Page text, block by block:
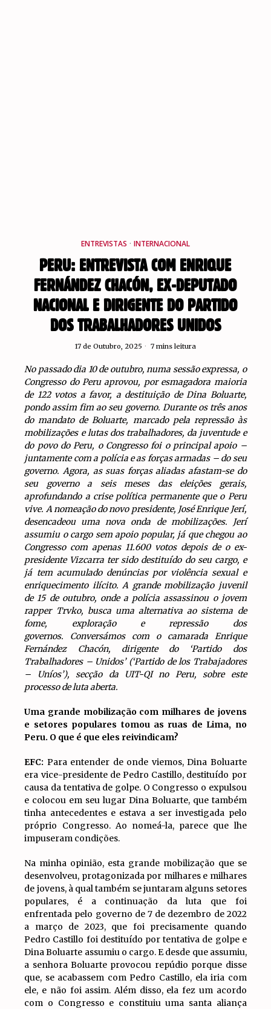
ENTREVISTAS · INTERNACIONAL
PERU: ENTREVISTA COM ENRIQUE
FERNÁNDEZ CHACÓN, EX-DEPUTADO
NACIONAL E DIRIGENTE DO PARTIDO
DOS TRABALHADORES UNIDOS
17 de Outubro, 2025 7 mins leitura
No passado dia 10 de outubro, numa sessão expressa, o
Congresso do Peru aprovou, por esmagadora maioria
de 122 votos a favor, a destituição de Dina Boluarte,
pondo assim fim ao seu governo. Durante os três anos
do mandato de Boluarte, marcado pela repressão às
mobilizações e lutas dos trabalhadores, da juventude e
do povo do Peru, o Congresso foi o principal apoio –
juntamente com a polícia e as forças armadas – do seu
governo. Agora, as suas forças aliadas afastam-se do
seu governo a seis meses das eleições gerais,
aprofundando a crise política permanente que o Peru
vive. A nomeação do novo presidente, José Enrique Jerí,
desencadeou uma nova onda de mobilizações. Jerí
assumiu o cargo sem apoio popular, já que chegou ao
Congresso com apenas 11.600 votos depois de o ex-
presidente Vizcarra ter sido destituído do seu cargo, e
já tem acumulado denúncias por violência sexual e
enriquecimento ilícito. A grande mobilização juvenil
de 15 de outubro, onde a polícia assassinou o jovem
rapper Trvko, busca uma alternativa ao sistema de
fome, exploração e repressão dos
governos. Conversámos com o camarada Enrique
Fernández Chacón, dirigente do ‘Partido dos
Trabalhadores – Unidos’ (‘Partido de los Trabajadores
– Uníos’), secção da UIT-QI no Peru, sobre este
processo de luta aberta.
Uma grande mobilização com milhares de jovens
e setores populares tomou as ruas de Lima, no
Peru. O que é que eles reivindicam?
EFC: Para entender de onde viemos, Dina Boluarte
era vice-presidente de Pedro Castillo, destituído por
causa da tentativa de golpe. O Congresso o expulsou
e colocou em seu lugar Dina Boluarte, que também
tinha antecedentes e estava a ser investigada pelo
próprio Congresso. Ao nomeá-la, parece que lhe
impuseram condições.
Na minha opinião, esta grande mobilização que se
desenvolveu, protagonizada por milhares e milhares
de jovens, à qual também se juntaram alguns setores
populares, é a continuação da luta que foi
enfrentada pelo governo de 7 de dezembro de 2022
a março de 2023, que foi precisamente quando
Pedro Castillo foi destituído por tentativa de golpe e
Dina Boluarte assumiu o cargo. E desde que assumiu,
a senhora Boluarte provocou repúdio porque disse
que, se acabassem com Pedro Castillo, ela iria com
ele, e não foi assim. Além disso, ela fez um acordo
com o Congresso e constituiu uma santa aliança